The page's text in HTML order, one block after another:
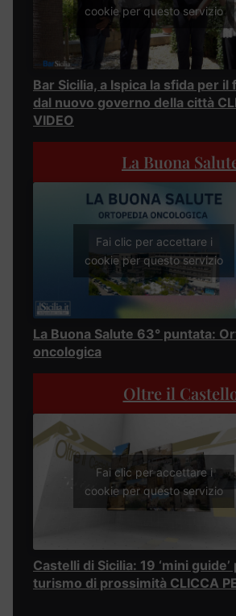
cookie per questo servizio
Bar Sicilia, a Ispica la sfida per il
dal nuovo governo della città
VIDEO
La Buona
Fai clic per accettare i
cookie per questo servizio
La Buona Salute 63° puntata:
oncologica
Oltre il
Fai clic per accettare i
cookie per questo servizio
Castelli di Sicilia: 19 ‘mini
turismo di prossimità CLICCA